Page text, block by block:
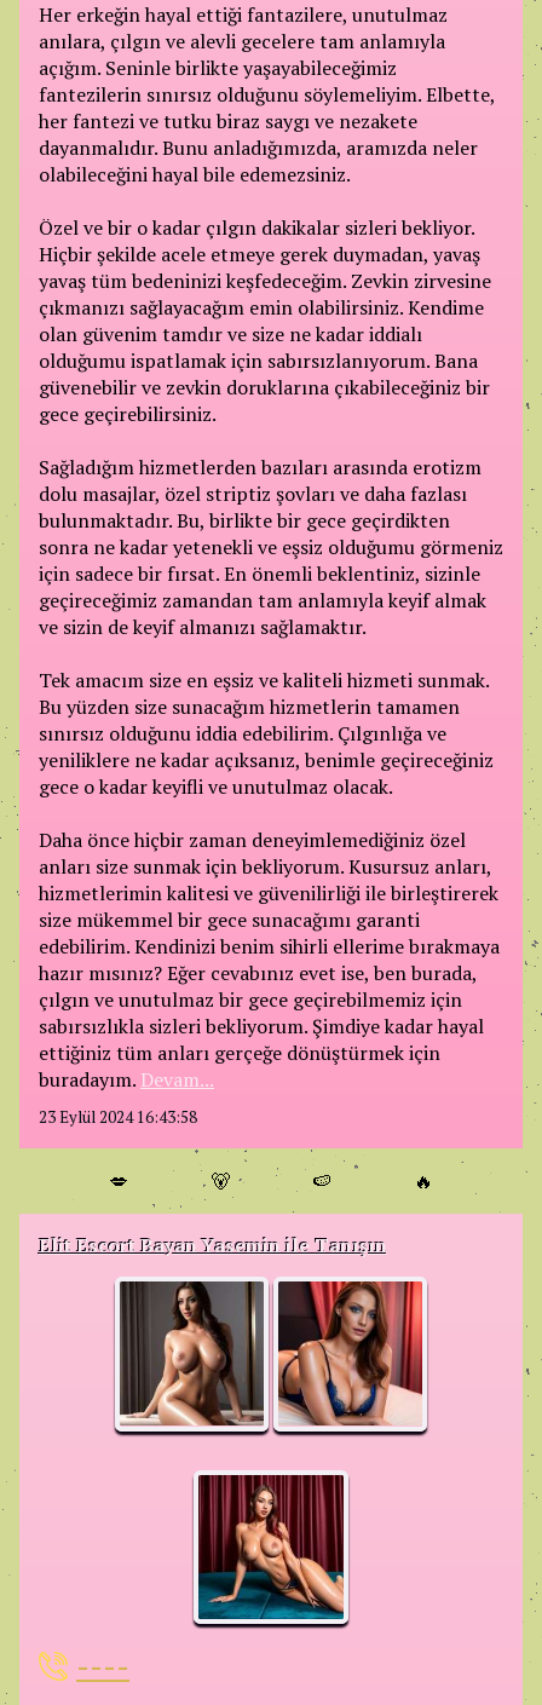
Her erkeğin hayal ettiği fantazilere, unutulmaz
anılara, çılgın ve alevli gecelere tam anlamıyla
açığım. Seninle birlikte yaşayabileceğimiz
fantezilerin sınırsız olduğunu söylemeliyim. Elbette,
her fantezi ve tutku biraz saygı ve nezakete
dayanmalıdır. Bunu anladığımızda, aramızda neler
olabileceğini hayal bile edemezsiniz.
Özel ve bir o kadar çılgın dakikalar sizleri bekliyor.
Hiçbir şekilde acele etmeye gerek duymadan, yavaş
yavaş tüm bedeninizi keşfedeceğim. Zevkin zirvesine
çıkmanızı sağlayacağım emin olabilirsiniz. Kendime
olan güvenim tamdır ve size ne kadar iddialı
olduğumu ispatlamak için sabırsızlanıyorum. Bana
güvenebilir ve zevkin doruklarına çıkabileceğiniz bir
gece geçirebilirsiniz.
Sağladığım hizmetlerden bazıları arasında erotizm
dolu masajlar, özel striptiz şovları ve daha fazlası
bulunmaktadır. Bu, birlikte bir gece geçirdikten
sonra ne kadar yetenekli ve eşsiz olduğumu görmeniz
için sadece bir fırsat. En önemli beklentiniz, sizinle
geçireceğimiz zamandan tam anlamıyla keyif almak
ve sizin de keyif almanızı sağlamaktır.
Tek amacım size en eşsiz ve kaliteli hizmeti sunmak.
Bu yüzden size sunacağım hizmetlerin tamamen
sınırsız olduğunu iddia edebilirim. Çılgınlığa ve
yeniliklere ne kadar açıksanız, benimle geçireceğiniz
gece o kadar keyifli ve unutulmaz olacak.
Daha önce hiçbir zaman deneyimlemediğiniz özel
anları size sunmak için bekliyorum. Kusursuz anları,
hizmetlerimin kalitesi ve güvenilirliği ile birleştirerek
size mükemmel bir gece sunacağımı garanti
edebilirim. Kendinizi benim sihirli ellerime bırakmaya
hazır mısınız? Eğer cevabınız evet ise, ben burada,
çılgın ve unutulmaz bir gece geçirebilmemiz için
sabırsızlıkla sizleri bekliyorum. Şimdiye kadar hayal
ettiğiniz tüm anları gerçeğe dönüştürmek için
buradayım. Devam...
23 Eylül 2024 16:43:58
💋 🐻 🍉 🔥
Elit Escort Bayan Yasemin ile Tanışın
----